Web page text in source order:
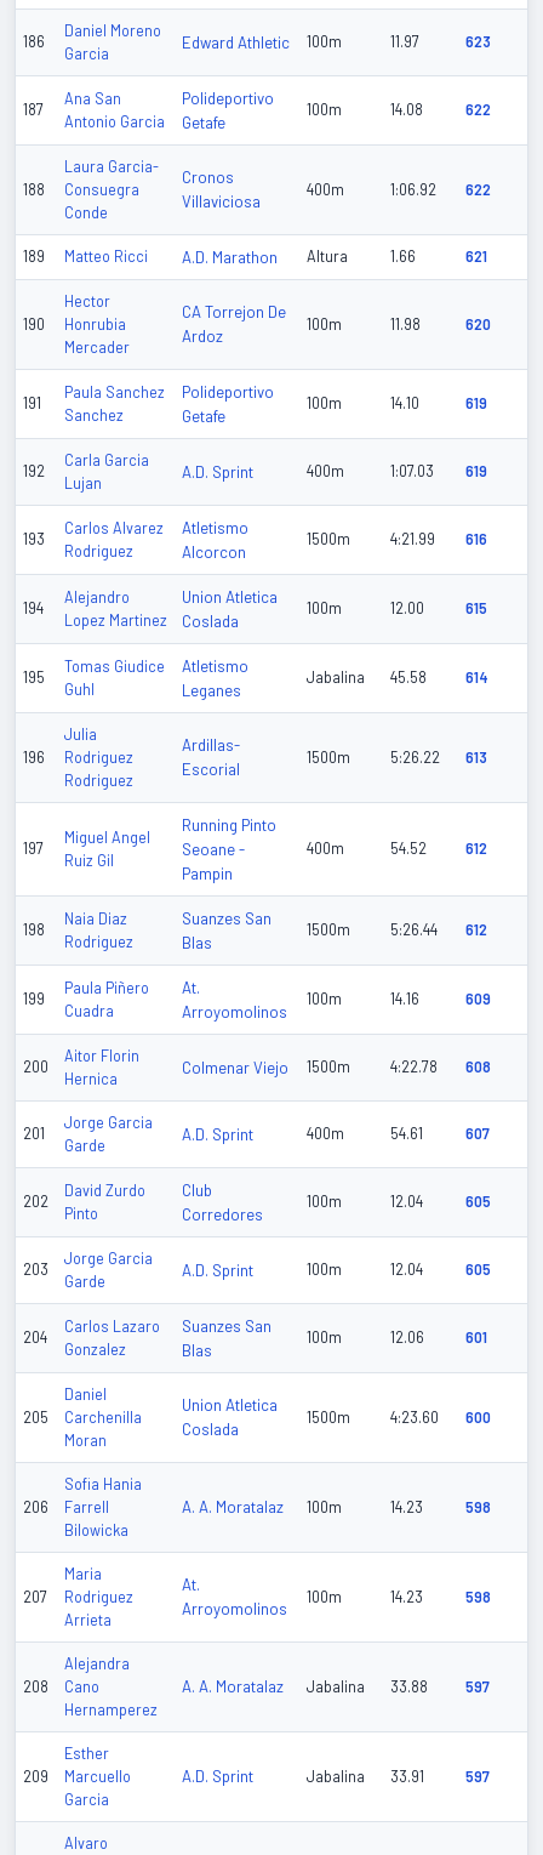
186
Daniel Moreno
Garcia
Edward Athletic 100m 11.97 623
187
Ana San
Antonio Garcia
Polideportivo
Getafe
100m 14.08 622
188
Laura Garcia-
Consuegra
Conde
Cronos
Villaviciosa
400m 1:06.92 622
189 Matteo Ricci A.D. Marathon Altura 1.66 621
190
Hector
Honrubia
Mercader
CA Torrejon De
Ardoz
100m 11.98 620
191
Paula Sanchez
Sanchez
Polideportivo
Getafe
100m 14.10 619
192
Carla Garcia
Lujan
A.D. Sprint 400m 1:07.03 619
193
Carlos Alvarez
Rodriguez
Atletismo
Alcorcon
1500m 4:21.99 616
194
Alejandro
Lopez Martinez
Union Atletica
Coslada
100m 12.00 615
195
Tomas Giudice
Guhl
Atletismo
Leganes
Jabalina 45.58 614
196
Julia
Rodriguez
Rodriguez
Ardillas-
Escorial
1500m 5:26.22 613
197
Miguel Angel
Ruiz Gil
Running Pinto
Seoane -
Pampin
400m 54.52 612
198
Naia Diaz
Rodriguez
Suanzes San
Blas
1500m 5:26.44 612
199
Paula Piñero
Cuadra
At.
Arroyomolinos
100m 14.16 609
200
Aitor Florin
Hernica
Colmenar Viejo 1500m 4:22.78 608
201
Jorge Garcia
Garde
A.D. Sprint 400m 54.61 607
202
David Zurdo
Pinto
Club
Corredores
100m 12.04 605
203
Jorge Garcia
Garde
A.D. Sprint 100m 12.04 605
204
Carlos Lazaro
Gonzalez
Suanzes San
Blas
100m 12.06 601
205
Daniel
Carchenilla
Moran
Union Atletica
Coslada
1500m 4:23.60 600
206
Sofia Hania
Farrell
Bilowicka
A. A. Moratalaz 100m 14.23 598
207
Maria
Rodriguez
Arrieta
At.
Arroyomolinos
100m 14.23 598
208
Alejandra
Cano
Hernamperez
A. A. Moratalaz Jabalina 33.88 597
209
Esther
Marcuello
Garcia
A.D. Sprint Jabalina 33.91 597
Alvaro